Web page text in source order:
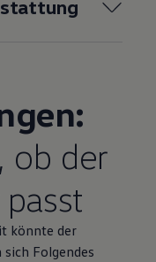
ob der
könnte der
Folgendes